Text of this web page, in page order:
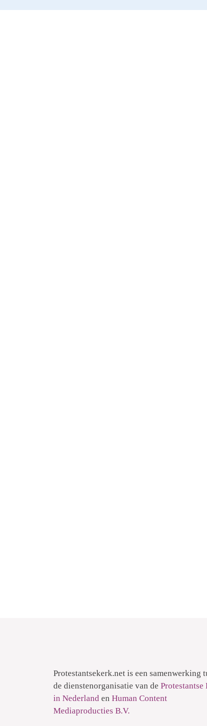
Protestantsekerk.net is een samenwerking
de dienstenorganisatie van de Protestantse
in Nederlanden Human Content
Mediaproducties B.V.